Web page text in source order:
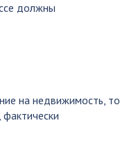
должны
на недвижимость, то